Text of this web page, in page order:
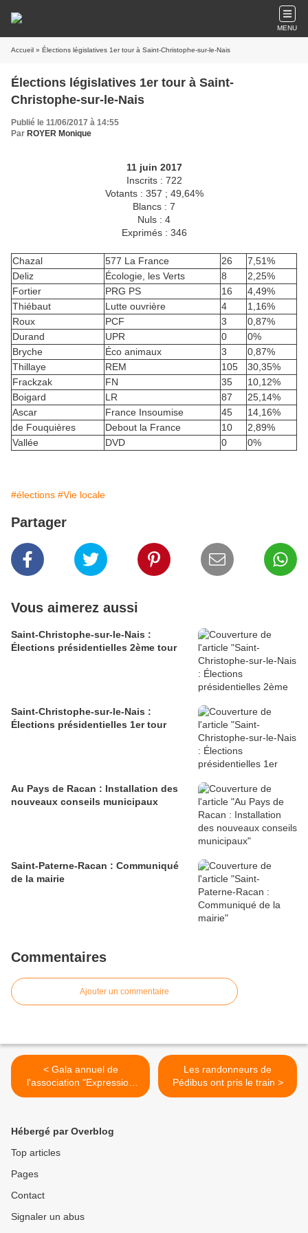
MENU
Accueil » Élections législatives 1er tour à Saint-Christophe-sur-le-Nais
Élections législatives 1er tour à Saint-
Christophe-sur-le-Nais
Publié le 11/06/2017 à 14:55
Par ROYER Monique
11 juin 2017
Inscrits : 722
Votants : 357 ; 49,64%
Blancs : 7
Nuls : 4
Exprimés : 346
Chazal 577 La France 26
7,51%
Deliz
Écologie, les Verts 8
2,25%
Fortier
PRG PS 16
4,49%
Thiébaut
Lutte ouvrière 4
1,16%
Roux
PCF 3
0,87%
Durand
UPR 0
0%
Bryche
Éco animaux 3
0,87%
Thillaye
REM 105
30,35%
Frackzak
FN 35
10,12%
Boigard
LR 87
25,14%
Ascar
France Insoumise 45
14,16%
de Fouquières
Debout la France 10
2,89%
Vallée
DVD 0 0%
#élections #Vie locale
Partager
Vous aimerez aussi
Saint-Christophe-sur-le-Nais :
Élections présidentielles 2ème tour
Saint-Christophe-sur-le-Nais :
Élections présidentielles 1er tour
Au Pays de Racan : Installation des
nouveaux conseils municipaux
Saint-Paterne-Racan : Communiqué
de la mairie
Commentaires
Ajouter un commentaire
< Gala annuel de
l'association "Expression
corporelle"
Les randonneurs de
Pédibus ont pris le train >
Hébergé par Overblog
Top articles
Pages
Contact
Signaler un abus